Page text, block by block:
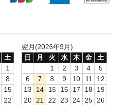
土
1
8
15
22
翌月(2026年9月)
日
月 火 水 木 金
土
1
2 3 4
5
6
7 8 9 10 11
12
13
14 15 16 17 18
19
20
21 22 23 24 25
26